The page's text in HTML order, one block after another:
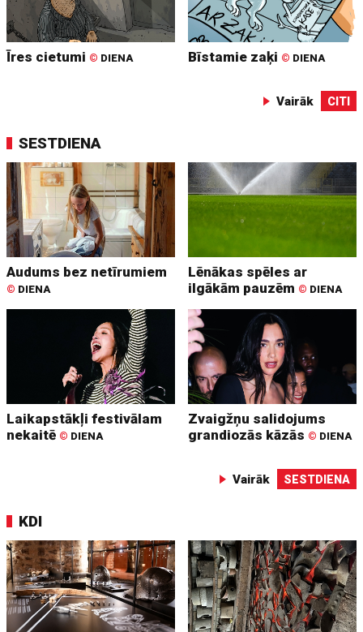
Īres cietumi © DIENA Bīstamie zaķi © DIENA
Vairāk CITI
SESTDIENA
Audums bez netīrumiem
© DIENA
Lēnākas spēles ar
ilgākām pauzēm © DIENA
Laikapstākļi festivālam
nekaitē © DIENA
Zvaigžņu salidojums
grandiozās kāzās © DIENA
Vairāk SESTDIENA
KDI